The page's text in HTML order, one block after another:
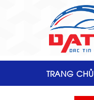
TRANG CHỦ